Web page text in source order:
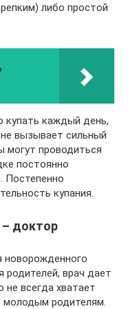
либо простой
купать каждый день,
вызывает сильный
могут проводиться
постоянно
Постепенно
купания.
– доктор
новорожденного
родителей, врач дает
всегда хватает
молодым родителям.